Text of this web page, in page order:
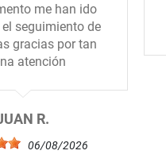
me han ido
seguimiento de
gracias por tan
atención
R.
06/08/2026